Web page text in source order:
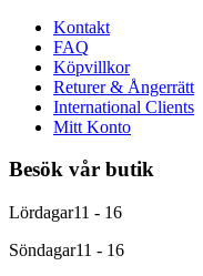
Kontakt
FAQ
Köpvillkor
Returer & Ångerrätt
International Clients
Mitt Konto
Besök vår butik
Lördagar11 - 16
Söndagar11 - 16